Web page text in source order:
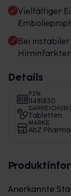
Vielfältiger
Bei
Hirninfarkten
Details
PZN
11481830
Tabletten
MARKE
AbZ Pharma
Anerkannte